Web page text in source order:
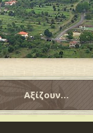
Αξίζουν…